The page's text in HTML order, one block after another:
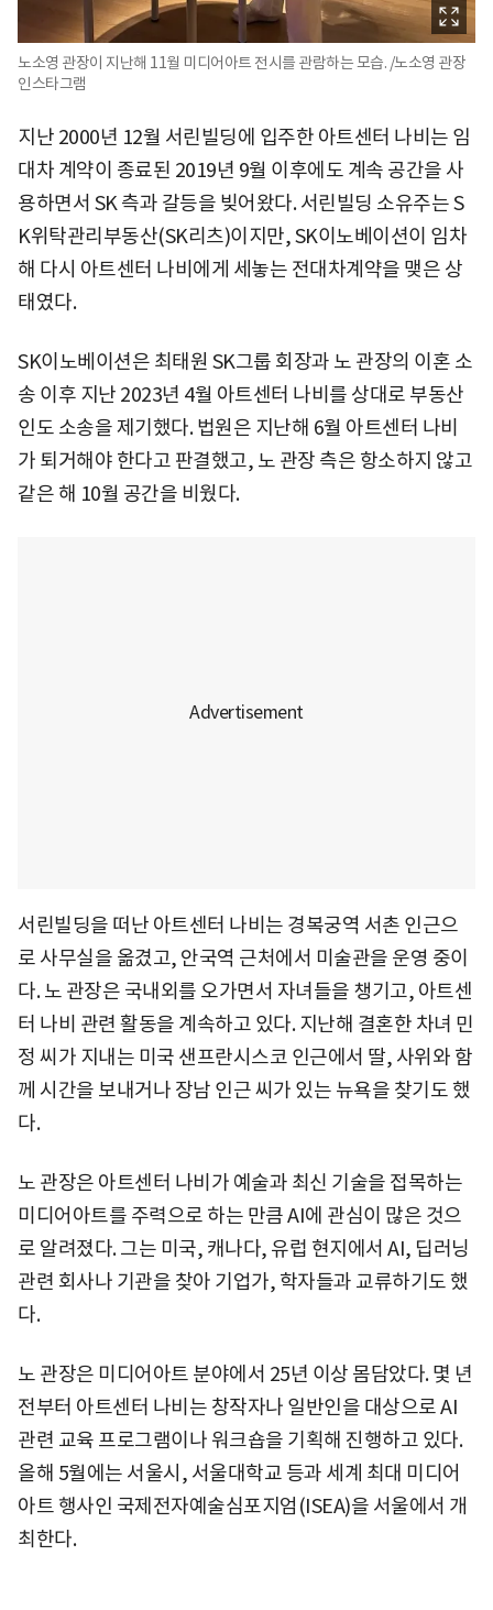
노소영 관장이 지난해 11월 미디어아트 전시를 관람하는 모습. /노소영 관장
인스타그램
지난 2000년 12월 서린빌딩에 입주한 아트센터 나비는 임
대차 계약이 종료된 2019년 9월 이후에도 계속 공간을 사
용하면서 SK 측과 갈등을 빚어왔다. 서린빌딩 소유주는 S
K위탁관리부동산(SK리츠)이지만, SK이노베이션이 임차
해 다시 아트센터 나비에게 세놓는 전대차계약을 맺은 상
태였다.
SK이노베이션은 최태원 SK그룹 회장과 노 관장의 이혼 소
송 이후 지난 2023년 4월 아트센터 나비를 상대로 부동산
인도 소송을 제기했다. 법원은 지난해 6월 아트센터 나비
가 퇴거해야 한다고 판결했고, 노 관장 측은 항소하지 않고
같은 해 10월 공간을 비웠다.
서린빌딩을 떠난 아트센터 나비는 경복궁역 서촌 인근으
로 사무실을 옮겼고, 안국역 근처에서 미술관을 운영 중이
다. 노 관장은 국내외를 오가면서 자녀들을 챙기고, 아트센
터 나비 관련 활동을 계속하고 있다. 지난해 결혼한 차녀 민
정 씨가 지내는 미국 샌프란시스코 인근에서 딸, 사위와 함
께 시간을 보내거나 장남 인근 씨가 있는 뉴욕을 찾기도 했
다.
노 관장은 아트센터 나비가 예술과 최신 기술을 접목하는
미디어아트를 주력으로 하는 만큼 AI에 관심이 많은 것으
로 알려졌다. 그는 미국, 캐나다, 유럽 현지에서 AI, 딥러닝
관련 회사나 기관을 찾아 기업가, 학자들과 교류하기도 했
다.
노 관장은 미디어아트 분야에서 25년 이상 몸담았다. 몇 년
전부터 아트센터 나비는 창작자나 일반인을 대상으로 AI
관련 교육 프로그램이나 워크숍을 기획해 진행하고 있다.
올해 5월에는 서울시, 서울대학교 등과 세계 최대 미디어
아트 행사인 국제전자예술심포지엄(ISEA)을 서울에서 개
최한다.